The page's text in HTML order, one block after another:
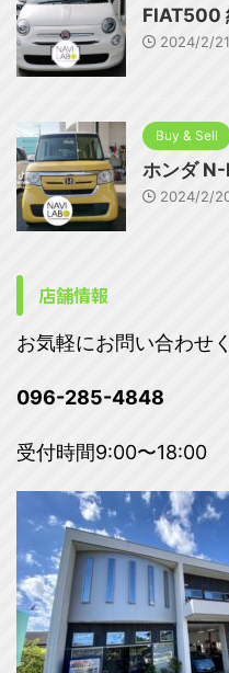
FIAT500
2024/2/21
Buy & Sell
ホンダ N-
2024/2/
店舗情報
お気軽にお問い合わせ
096-285-4848
受付時間9:00〜18:00